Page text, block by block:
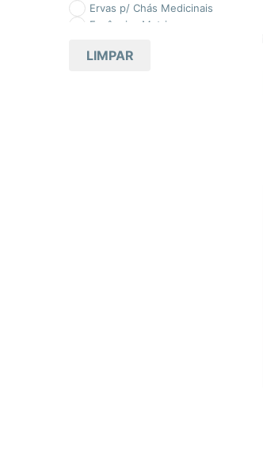
Ervas p/ Chás Medicinais
Essências Matrizes
Fitoterápicos
LIMPAR